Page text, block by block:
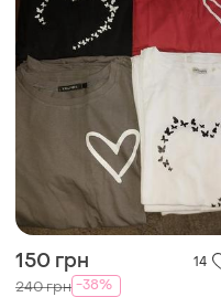
150 грн 14
-38%
Женские футболки
S и еще 1